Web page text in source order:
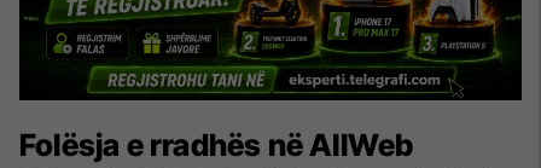
Folësja e rradhës në AllWeb